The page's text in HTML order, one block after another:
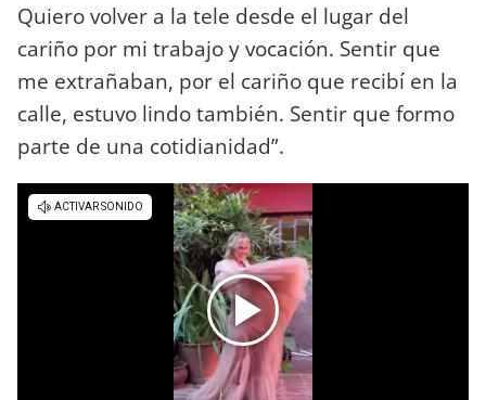
Quiero volver a la tele desde el lugar del
cariño por mi trabajo y vocación. Sentir que
me extrañaban, por el cariño que recibí en la
calle, estuvo lindo también. Sentir que formo
parte de una cotidianidad”.